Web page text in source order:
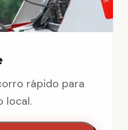
rápido para
local.